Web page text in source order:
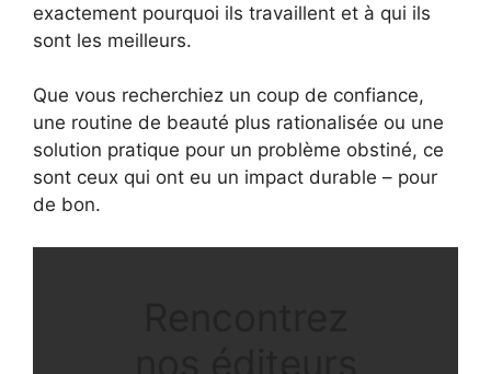
exactement pourquoi ils travaillent et à qui ils
sont les meilleurs.
Que vous recherchiez un coup de confiance,
une routine de beauté plus rationalisée ou une
solution pratique pour un problème obstiné, ce
sont ceux qui ont eu un impact durable – pour
de bon.